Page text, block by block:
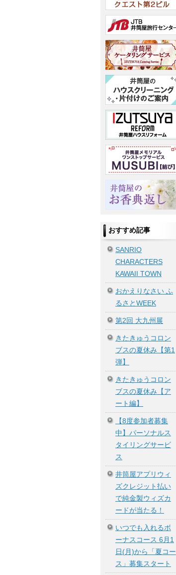
おすすめ記事
SANRIO
CHARACTERS
KAWAII TOWN
おかえりなさい ふ
るさとWEEK
第2回 大九州展
きたきゅうコロン
ブスの夏休み【第1
弾】
きたきゅうコロン
ブスの夏休み【ア
ート編】
【8度参加者募集
中】パーソナルス
タイリングサービ
ス
井筒屋アプリウィ
ズクレジット払い
で純金製ウィズカ
ードが当たる！
いつでも入れるボ
ーナスコース 6月1
日(月)から「夏コー
ス」募集スタート